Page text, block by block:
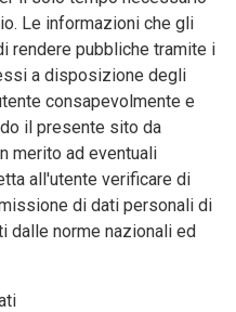
Le informazioni che gli
rendere pubbliche tramite i
a disposizione degli
consapevolmente e
il presente sito da
merito ad eventuali
all'utente verificare di
di dati personali di
dalle norme nazionali ed